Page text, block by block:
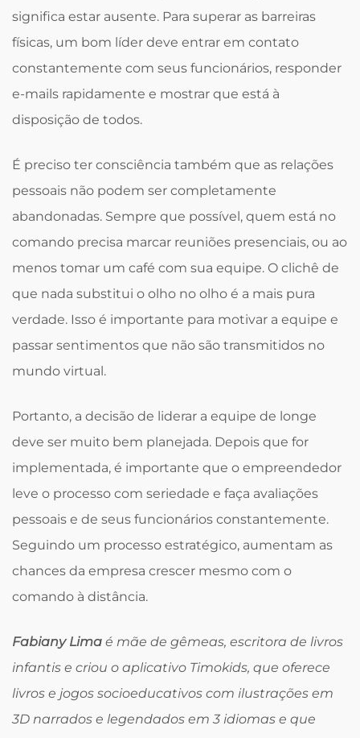
significa estar ausente. Para superar as barreiras
físicas, um bom líder deve entrar em contato
constantemente com seus funcionários, responder
e-mails rapidamente e mostrar que está à
disposição de todos.
É preciso ter consciência também que as relações
pessoais não podem ser completamente
abandonadas. Sempre que possível, quem está no
comando precisa marcar reuniões presenciais, ou ao
menos tomar um café com sua equipe. O clichê de
que nada substitui o olho no olho é a mais pura
verdade. Isso é importante para motivar a equipe e
passar sentimentos que não são transmitidos no
mundo virtual.
Portanto, a decisão de liderar a equipe de longe
deve ser muito bem planejada. Depois que for
implementada, é importante que o empreendedor
leve o processo com seriedade e faça avaliações
pessoais e de seus funcionários constantemente.
Seguindo um processo estratégico, aumentam as
chances da empresa crescer mesmo com o
comando à distância.
Fabiany Lima é mãe de gêmeas, escritora de livros
infantis e criou o aplicativo Timokids, que oferece
livros e jogos socioeducativos com ilustrações em
3D narrados e legendados em 3 idiomas e que